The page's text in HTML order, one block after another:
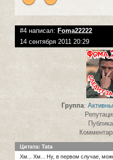
#4 написал: Foma22222
14 сентября 2011 20:29
Группа:
Цитата: Tata
Хм... Хм... Ну, в первом случае,